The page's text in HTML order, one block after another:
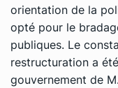
orientation de la
opté pour le
publiques. Le
restructuration a
gouvernement de